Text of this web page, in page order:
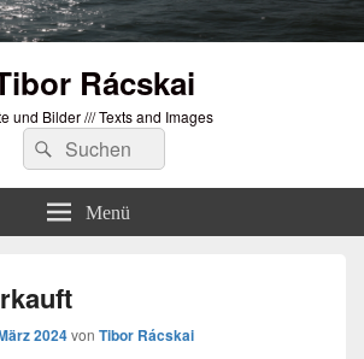
Rácskai
und Bilder /// Texts and Images
Suchen
nach:
Suchen
Menü
2024von Tibor Rácskai